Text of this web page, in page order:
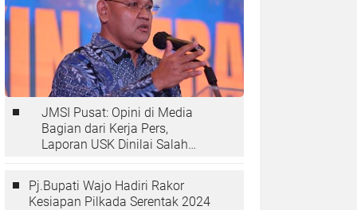
JMSI Pusat: Opini di Media
Bagian dari Kerja Pers,
Laporan USK Dinilai Salah
Pj.Bupati Wajo Hadiri Rakor
Kesiapan Pilkada Serentak 2024